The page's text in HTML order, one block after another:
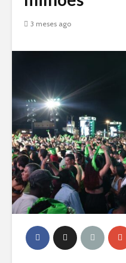
3 meses ago